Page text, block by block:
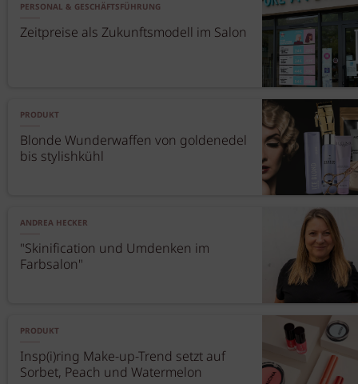
PERSONAL & GESCHÄFTSFÜHRUNG
Zeitpreise als Zukunftsmodell im Salon
PRODUKT
Blonde Wunderwaffen von goldenedel
bis stylishkühl
ANDREA HECKER
"Skinification und Umdenken im
Farbsalon"
PRODUKT
Insp(i)ring Make-up-Trend setzt auf
Sorbet, Peach und Watermelon